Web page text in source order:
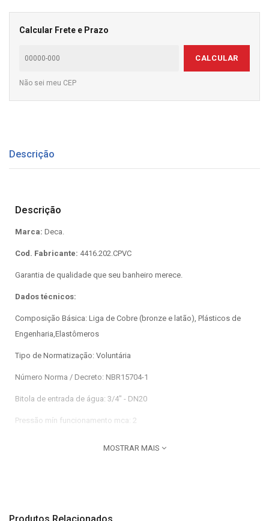
Calcular Frete e Prazo
CALCULAR
Não sei meu CEP
Descrição
Descrição
Marca: Deca.
Cod. Fabricante: 4416.202.CPVC
Garantia de qualidade que seu banheiro merece.
Dados técnicos:
Composição Básica: Liga de Cobre (bronze e latão), Plásticos de
Engenharia,Elastômeros
Tipo de Normatização: Voluntária
Número Norma / Decreto: NBR15704-1
Bitola de entrada de água: 3/4" - DN20
Pressão mín funcionamento mca: 2
MOSTRAR MAIS